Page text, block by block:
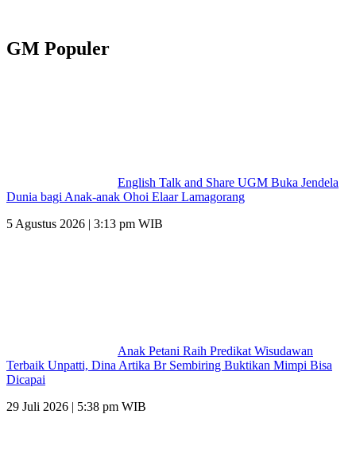
GM Populer
English Talk and Share UGM Buka Jendela
Dunia bagi Anak-anak Ohoi Elaar Lamagorang
5 Agustus 2026 | 3:13 pm WIB
Anak Petani Raih Predikat Wisudawan
Terbaik Unpatti, Dina Artika Br Sembiring Buktikan Mimpi Bisa
Dicapai
29 Juli 2026 | 5:38 pm WIB